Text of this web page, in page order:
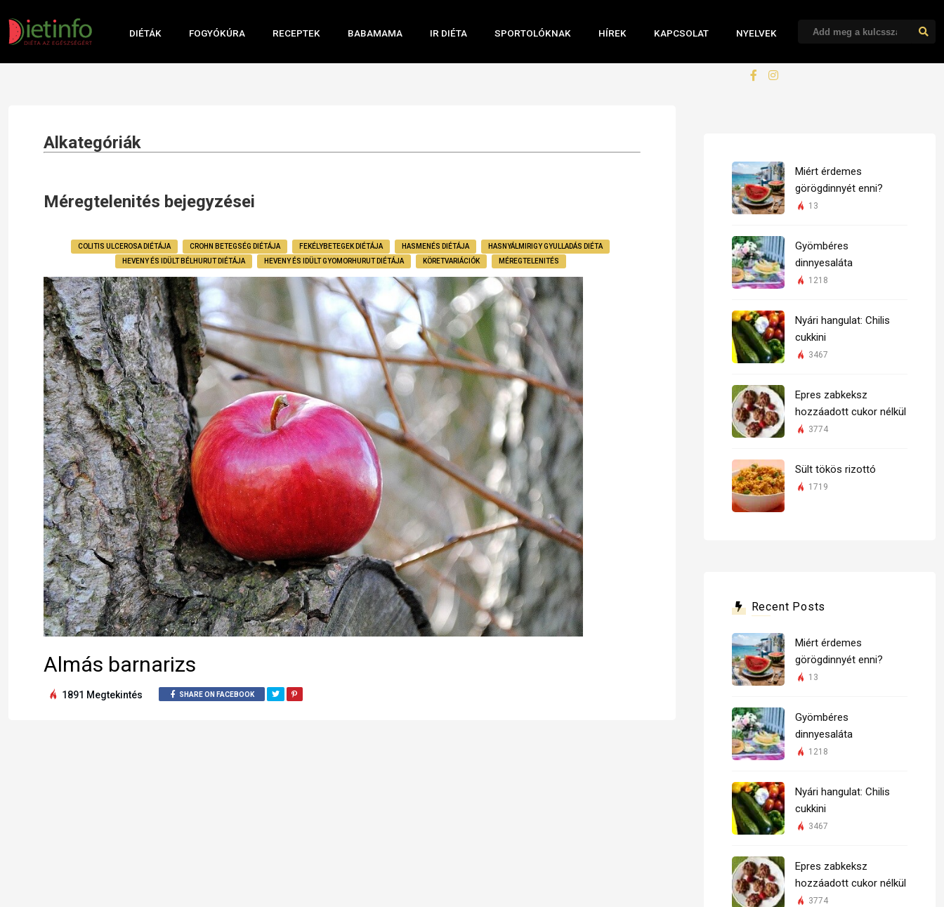
DIÉTÁK FOGYÓKÚRA RECEPTEK BABAMAMA IR DIÉTA SPORTOLÓKNAK HÍREK KAPCSOLAT NYELVEK
Alkategóriák
Méregtelenités bejegyzései
COLITIS ULCEROSA DIÉTÁJA CROHN BETEGSÉG DIÉTÁJA FEKÉLYBETEGEK DIÉTÁJA HASMENÉS DIÉTÁJA
HASNYÁLMIRIGY GYULLADÁS DIÉTA
HEVENY ÉS IDÜLT BÉLHURUT DIÉTÁJA
HEVENY ÉS IDÜLT GYOMORHURUT DIÉTÁJA KÖRETVARIÁCIÓK MÉREGTELENITÉS
Almás barnarizs
1891 Megtekintés SHARE ON FACEBOOK
Miért érdemes
görögdinnyét enni?
13
Gyömbéres
dinnyesaláta
1218
Nyári hangulat: Chilis
cukkini
3467
Epres zabkeksz
hozzáadott cukor nélkül
3774
Sült tökös rizottó
1719
Recent Posts
Miért érdemes
görögdinnyét enni?
13
Gyömbéres
dinnyesaláta
1218
Nyári hangulat: Chilis
cukkini
3467
Epres zabkeksz
hozzáadott cukor nélkül
3774